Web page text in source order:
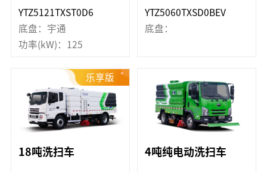
YTZ5121TXST0D6
底盘：宇通
功率(kW)：125
YTZ5060TXSD0BEV
底盘：
乐享版
18吨洗扫车 4吨纯电动洗扫车